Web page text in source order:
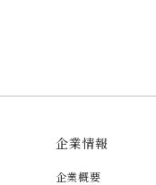
企業情報
企業概要